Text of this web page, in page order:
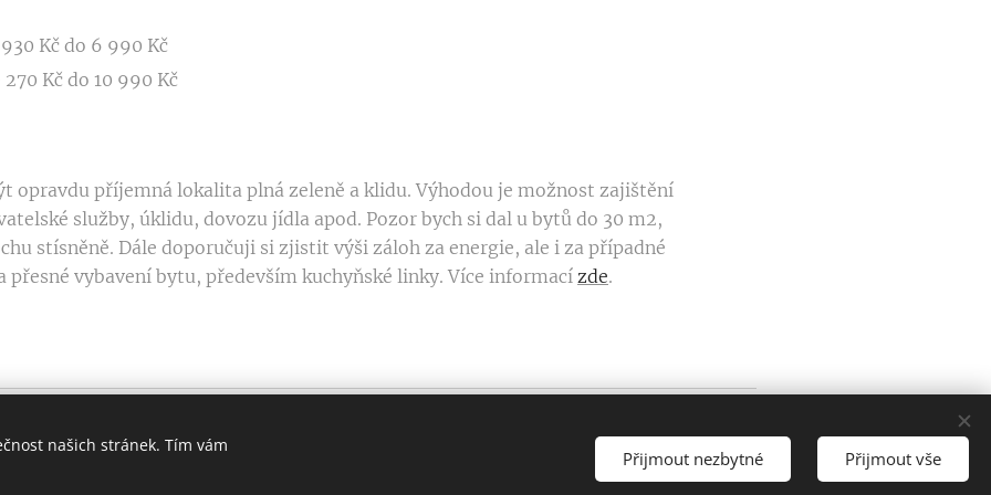
Kč do 6 990 Kč
Kč do 10 990 Kč
opravdu příjemná lokalita plná zeleně a klidu. Výhodou je možnost zajištění
služby, úklidu, dovozu jídla apod. Pozor bych si dal u bytů do 30 m2,
stísněně. Dále doporučuji si zjistit výši záloh za energie, ale i za případné
přesné vybavení bytu, především kuchyňské linky. Více informací zde.
777 943 299 Cookies
našich stránek. Tím vám
Přijmout nezbytné Přijmout vše